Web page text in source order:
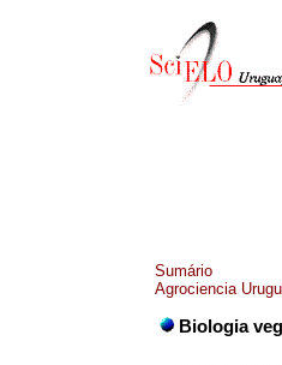
Sumário
Agrociencia
Biologia